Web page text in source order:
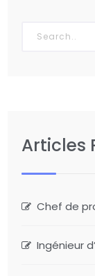
Articles
Chef de
Ingénieur